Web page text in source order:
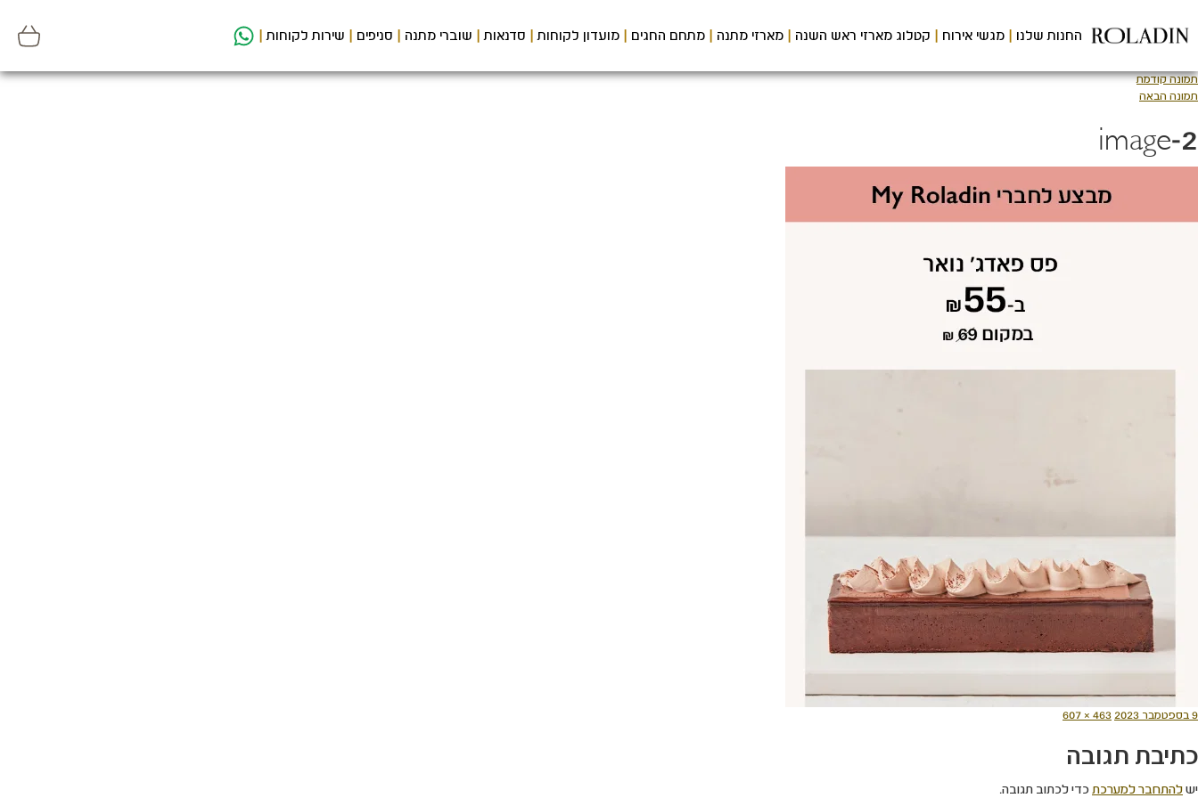
לתוכן
המרכזי
החנות שלנו מגשי אירוח קטלוג מארזי ראש השנה מארזי מתנה מתחם החגים מועדון לקוחות סדנאות שוברי מתנה סניפים שירות לקוחות
תמונה קודמת
תמונה הבאה
image-2
פורסם
9 בספטמבר 2023
מסך
463 × 607
כתיבת תגובה
ישלהתחבר למערכתכדי לכתוב תגובה.